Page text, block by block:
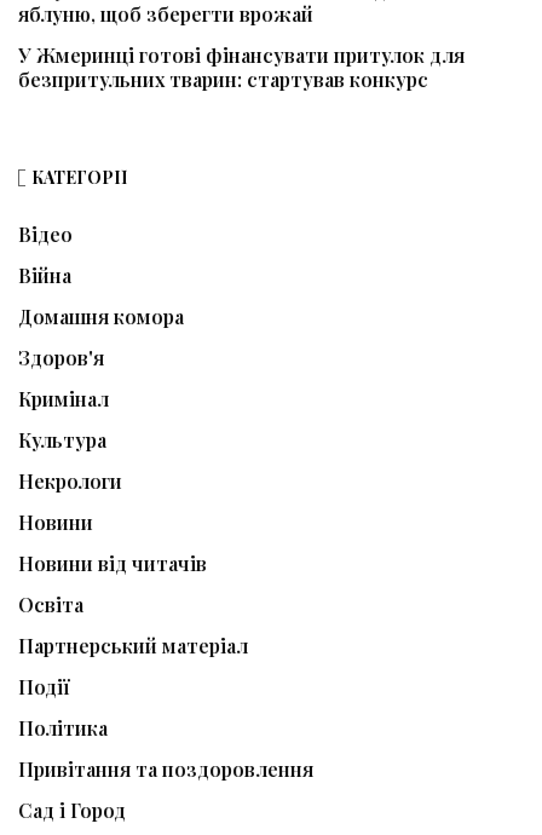
яблуню, щоб зберегти врожай
У Жмеринці готові фінансувати притулок для
безпритульних тварин: стартував конкурс
КАТЕГОРІЇ
Відео
Війна
Домашня комора
Здоров'я
Кримінал
Культура
Некрологи
Новини
Новини від читачів
Освіта
Партнерський матеріал
Події
Політика
Привітання та поздоровлення
Сад і Город